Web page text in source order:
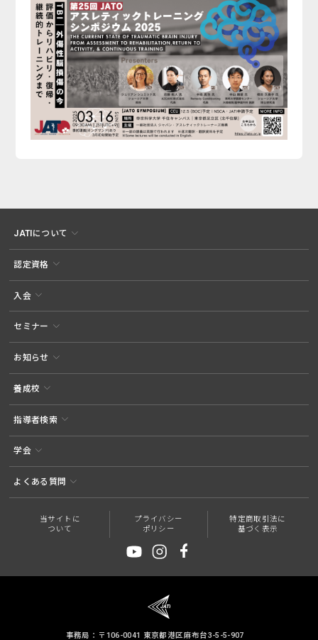
JATIについて
認定資格
入会
セミナー
お知らせ
養成校
指導者検索
学会
よくある質問
当サイトに
ついて
プライバシー
ポリシー
特定商取引法に
基づく表示
事務局：〒106-0041 東京都港区麻布台3-5-5-907